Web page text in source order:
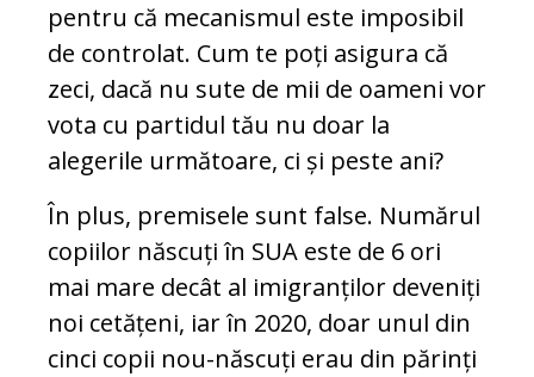
pentru că mecanismul este imposibil
de controlat. Cum te poți asigura că
zeci, dacă nu sute de mii de oameni vor
vota cu partidul tău nu doar la
alegerile următoare, ci și peste ani?
În plus, premisele sunt false. Numărul
copiilor născuți în SUA este de 6 ori
mai mare decât al imigranților deveniți
noi cetățeni, iar în 2020, doar unul din
cinci copii nou-născuți erau din părinți